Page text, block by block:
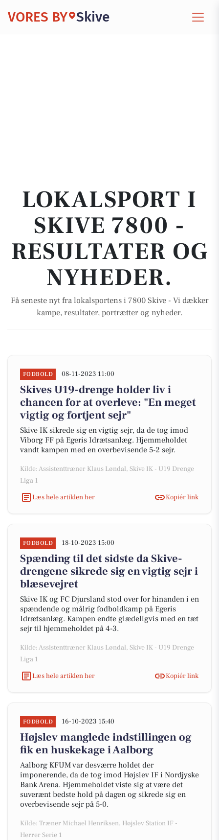
VORES BY Skive
LOKALSPORT I
SKIVE 7800 -
RESULTATER OG
NYHEDER.
Få seneste nyt fra lokalsportens i 7800 Skive - Vi dækker
kampe, resultater, portrætter og nyheder.
FODBOLD 08-11-2023 11:00
Skives U19-drenge holder liv i
chancen for at overleve: "En meget
vigtig og fortjent sejr"
Skive IK sikrede sig en vigtig sejr, da de tog imod
Viborg FF på Egeris Idrætsanlæg. Hjemmeholdet
vandt kampen med en overbevisende 5-2 sejr.
Kilde: Assistenttræner Klaus Løndal, Skive IK - U19 Drenge
Liga 1
Læs hele artiklen her
Kopiér link
FODBOLD 18-10-2023 15:00
Spænding til det sidste da Skive-
drengene sikrede sig en vigtig sejr i
blæsevejret
Skive IK og FC Djursland stod over for hinanden i en
spændende og målrig fodboldkamp på Egeris
Idrætsanlæg. Kampen endte glædeligvis med en tæt
sejr til hjemmeholdet på 4-3.
Kilde: Assistenttræner Klaus Løndal, Skive IK - U19 Drenge
Liga 1
Læs hele artiklen her
Kopiér link
FODBOLD 16-10-2023 15:40
Højslev manglede indstillingen og
fik en huskekage i Aalborg
Aalborg KFUM var desværre holdet der
imponerende, da de tog imod Højslev IF i Nordjyske
Bank Arena. Hjemmeholdet viste sig at være det
suverænt bedste hold på dagen og sikrede sig en
overbevisende sejr på 5-0.
Kilde: Træner Michael Henriksen, Højslev Station IF -
Herrer Serie 1